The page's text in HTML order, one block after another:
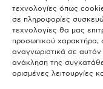
τεχνολογίες όπως
σε πληροφορίες
τεχνολογίες θα μας
προσωπικού χαρακτήρα,
αναγνωριστικά σε
ανάκληση της
ορισμένες λειτουργίες
25.03.2026
Θύελλα χτυπά το
και τις καταιγίδες
25.03.2026